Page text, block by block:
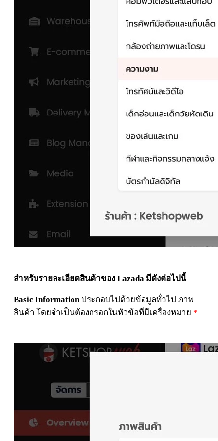
สำหรับรายละเอียดสินค้าของ Lazada มีดังต่อไปนี้
Basic Informationประกอบไปด้วยข้อมูลทั่วไป ภาพ
สินค้า โดยจำเป็นต้องกรอกในหัวข้อที่มีเครื่องหมาย *